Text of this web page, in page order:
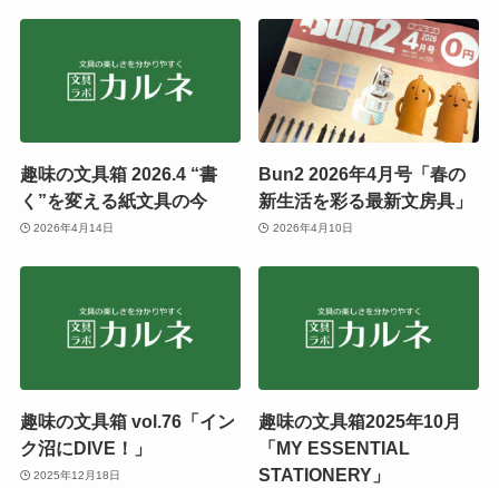
趣味の文具箱 2026.4 “書
く”を変える紙文具の今
2026年4月14日
Bun2 2026年4月号「春の
新生活を彩る最新文房具」
2026年4月10日
趣味の文具箱 vol.76「イン
ク沼にDIVE！」
2025年12月18日
趣味の文具箱2025年10月
「MY ESSENTIAL
STATIONERY」